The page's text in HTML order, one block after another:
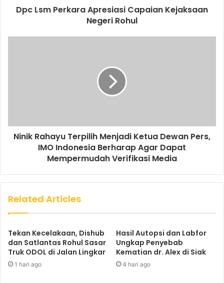
Dpc Lsm Perkara Apresiasi Capaian Kejaksaan
Negeri Rohul
Ninik Rahayu Terpilih Menjadi Ketua Dewan Pers,
IMO Indonesia Berharap Agar Dapat
Mempermudah Verifikasi Media
Related Articles
Tekan Kecelakaan, Dishub
dan Satlantas Rohul Sasar
Truk ODOL di Jalan Lingkar
1 hari ago
Hasil Autopsi dan Labfor
Ungkap Penyebab
Kematian dr. Alex di Siak
4 hari ago